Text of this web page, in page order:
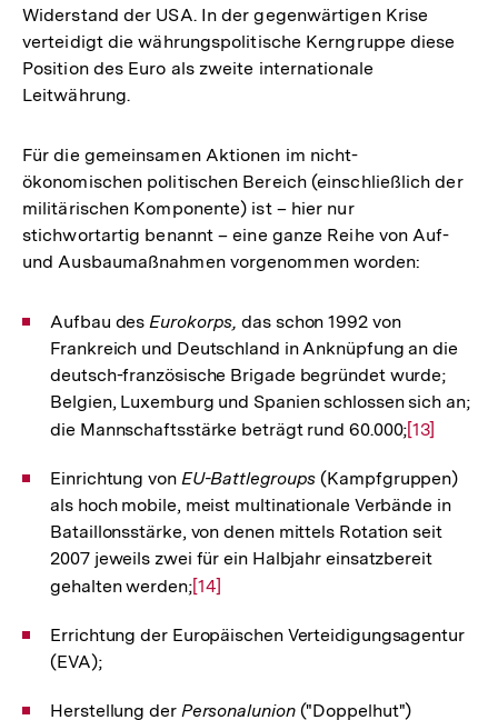
Widerstand der USA. In der gegenwärtigen Krise
verteidigt die währungspolitische Kerngruppe diese
Position des Euro als zweite internationale
Leitwährung.
Für die gemeinsamen Aktionen im nicht-
ökonomischen politischen Bereich (einschließlich der
militärischen Komponente) ist – hier nur
stichwortartig benannt – eine ganze Reihe von Auf-
und Ausbaumaßnahmen vorgenommen worden:
Aufbau des Eurokorps,das schon 1992 von
Frankreich und Deutschland in Anknüpfung an die
deutsch-französische Brigade begründet wurde;
Belgien, Luxemburg und Spanien schlossen sich an;
die Mannschaftsstärke beträgt rund 60.000;Zur
der
Fußnote
[13]
Einrichtung von EU-Battlegroups (Kampfgruppen)
als hoch mobile, meist multinationale Verbände in
Bataillonsstärke, von denen mittels Rotation seit
2007 jeweils zwei für ein Halbjahr einsatzbereit
gehalten werden;Zur
der
[14]
Errichtung der Europäischen Verteidigungsagentur
(EVA);
Herstellung der Personalunion("Doppelhut")